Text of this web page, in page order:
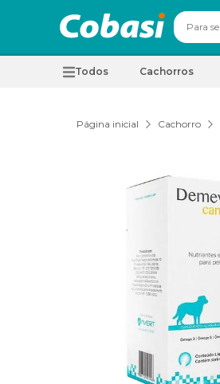
Todos Cachorros
Página inicial Cachorro